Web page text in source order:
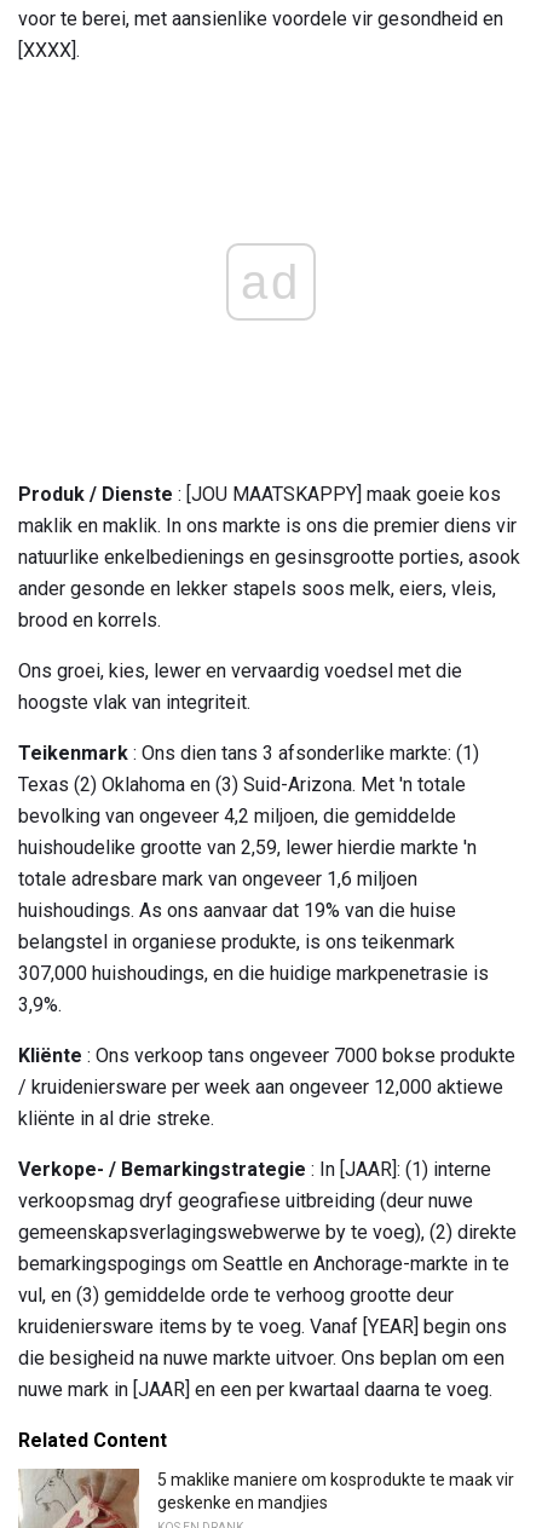
voor te berei, met aansienlike voordele vir gesondheid en
[XXXX].
ad
Produk / Dienste : [JOU MAATSKAPPY] maak goeie kos
maklik en maklik. In ons markte is ons die premier diens vir
natuurlike enkelbedienings en gesinsgrootte porties, asook
ander gesonde en lekker stapels soos melk, eiers, vleis,
brood en korrels.
Ons groei, kies, lewer en vervaardig voedsel met die
hoogste vlak van integriteit.
Teikenmark : Ons dien tans 3 afsonderlike markte: (1)
Texas (2) Oklahoma en (3) Suid-Arizona. Met 'n totale
bevolking van ongeveer 4,2 miljoen, die gemiddelde
huishoudelike grootte van 2,59, lewer hierdie markte 'n
totale adresbare mark van ongeveer 1,6 miljoen
huishoudings. As ons aanvaar dat 19% van die huise
belangstel in organiese produkte, is ons teikenmark
307,000 huishoudings, en die huidige markpenetrasie is
3,9%.
Kliënte : Ons verkoop tans ongeveer 7000 bokse produkte
/ kruideniersware per week aan ongeveer 12,000 aktiewe
kliënte in al drie streke.
Verkope- / Bemarkingstrategie : In [JAAR]: (1) interne
verkoopsmag dryf geografiese uitbreiding (deur nuwe
gemeenskapsverlagingswebwerwe by te voeg), (2) direkte
bemarkingspogings om Seattle en Anchorage-markte in te
vul, en (3) gemiddelde orde te verhoog grootte deur
kruideniersware items by te voeg. Vanaf [YEAR] begin ons
die besigheid na nuwe markte uitvoer. Ons beplan om een ​​
nuwe mark in [JAAR] en een per kwartaal daarna te voeg.
Related Content
5 maklike maniere om kosprodukte te maak vir
geskenke en mandjies